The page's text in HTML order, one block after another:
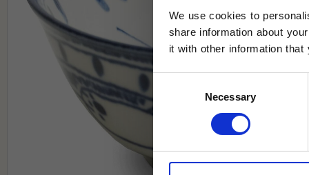
We use cookies to
share information about
it with other information that
Selection
Necessary
Jag samtycker till Tehuset Javas
* Rabatten gäller endast online på
på ordinarie priser och kan ej